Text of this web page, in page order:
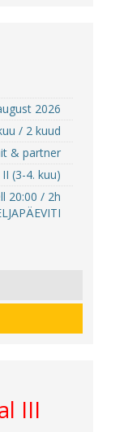
2026
/ 2 kuud
& partner
II (3-4. kuu)
20:00 / 2h
III